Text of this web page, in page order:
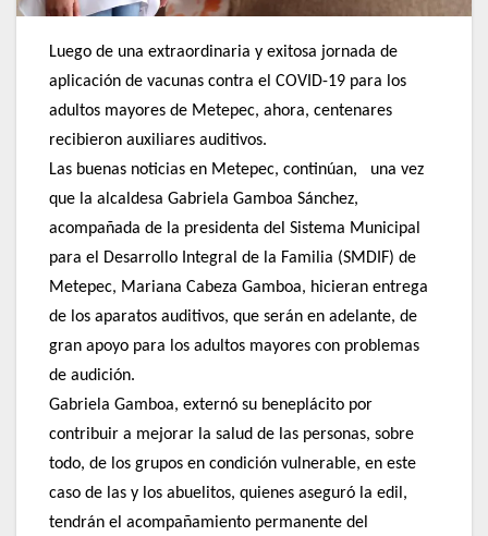
Luego de una extraordinaria y exitosa jornada de
aplicación de vacunas contra el COVID-19 para los
adultos mayores de Metepec, ahora, centenares
recibieron auxiliares auditivos.
Las buenas noticias en Metepec, continúan, una vez
que la alcaldesa Gabriela Gamboa Sánchez,
acompañada de la presidenta del Sistema Municipal
para el Desarrollo Integral de la Familia (SMDIF) de
Metepec, Mariana Cabeza Gamboa, hicieran entrega
de los aparatos auditivos, que serán en adelante, de
gran apoyo para los adultos mayores con problemas
de audición.
Gabriela Gamboa, externó su beneplácito por
contribuir a mejorar la salud de las personas, sobre
todo, de los grupos en condición vulnerable, en este
caso de las y los abuelitos, quienes aseguró la edil,
tendrán el acompañamiento permanente del